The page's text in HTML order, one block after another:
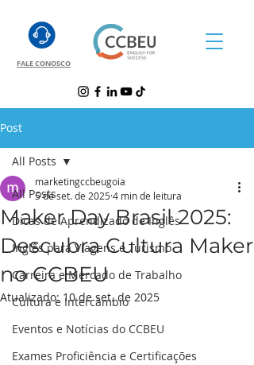
FALE CONOSCO
Post
All Posts
Dicas de Aprendizado de Inglês
Inglês para Viagens e Turismo
Carreira e Mercado de Trabalho
Cultura e Intercâmbio
Eventos e Notícias do CCBEU
Exames Proficiência e Certificações
All Posts
Maker Day Brasil 2025:
Descubra Cultura Maker
no CCBEU
marketingccbeugoia
5 de set. de 2025 4 min de leitura
Atualizado: 10 de set. de 2025